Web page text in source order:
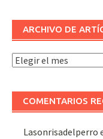
ARCHIVO DE
Archivo
COMENTARIOS
Lasonrisadelperro